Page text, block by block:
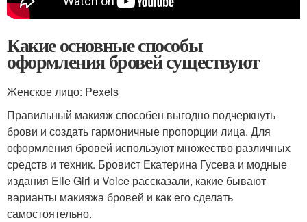
Какие основные способы
оформления бровей существуют
Женское лицо: Pexels
Правильный макияж способен выгодно подчеркнуть
брови и создать гармоничные пропорции лица. Для
оформления бровей используют множество различных
средств и техник. Бровист Екатерина Гусева и модные
издания Elle Girl и Voice рассказали, какие бывают
варианты макияжа бровей и как его сделать
самостоятельно.